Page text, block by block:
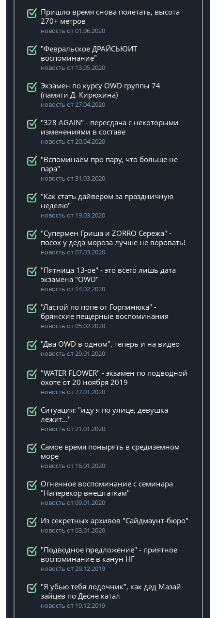
Пришло время снова полетать, высота
270+ метров
новость от 01.06.2020
"Февральское ДРАЙСЬЮИТ
воспоминание"
новость от 13.05.2020
Экзамен по курсу OWD группы 74
(памяти Д. Кирюхина)
новость от 27.04.2020
"328 AGAIN" - пересдача с некоторыми
изменениями в составе
новость от 20.04.2020
"Вспоминаем про пару, что больше не
пара"
новость от 31.03.2020
"Как стать дайвером за праздничную
неделю"
новость от 19.03.2020
"Супермен Гриша и ZORRO Сережа" -
посох у деда мороза лучше не воровать!
новость от 07.03.2020
"Пятница 13-ое" - это всего лишь дата
экзамена "OWD"
новость от 14.02.2020
"Ластой по попе от Горпинюка" -
брянские пещерные воспоминания
новость от 05.02.2020
"Два OWD в одном", теперь и на видео
новость от 29.01.2020
"WATER FLOWER" - экзамен по подводной
охоте от 20 ноября 2019
новость от 27.01.2020
Ситуация: "иду я по улице, девушка
лежит..."
новость от 21.01.2020
Самое время понырять в средиземном
море
новость от 16.01.2020
Огненное воспоминание с семинара
"Наперекор внештаткам"
новость от 09.01.2020
Из секретных архивов "Сайдмаунт-бюро"
новость от 03.01.2020
"Подводное предложение" - приятное
воспоминание в канун НГ
новость от 29.12.2019
"Я убью тебя лодочник", как дед Мазай
зайцев по Десне катал
новость от 19.12.2019